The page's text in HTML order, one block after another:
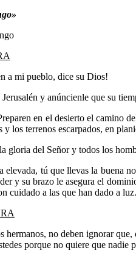
a mi pueblo, dice su Dios!
y anúncienle que su
en el desierto el camino
y los terrenos escarpados, en
gloria del Señor y todos los
elevada, tú que llevas la buena
y su brazo le asegura el
cuidado a las que han dado a luz.
hermanos, no deben ignorar
porque no quiere que nadie